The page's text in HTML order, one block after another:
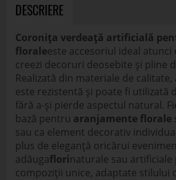
DESCRIERE
Coronița verdeață artificială
floraleeste accesoriul ideal atunci
creezi decoruri deosebite și pline
Realizată din materiale de
este rezistentă și poate fi utilizată
fără a-și pierde aspectul natural.
bază pentru aranjamente florale
sau ca element decorativ
plus de eleganță oricărui
adăugaflorinaturale sau
compoziții unice, adaptate stilului